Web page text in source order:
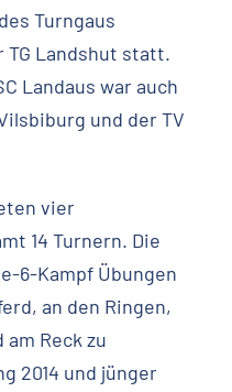
Turngaus
TG Landshut statt.
Landaus war auch
und der TV
vier
14 Turnern. Die
6-Kampf Übungen
an den Ringen,
Reck zu
2014 und jünger